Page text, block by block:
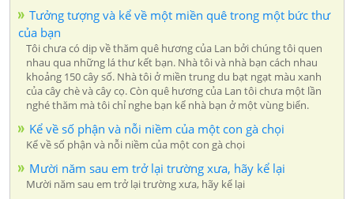
Tưởng tượng và kể về một miền quê trong một bức thư
của bạn
Tôi chưa có dịp về thăm quê hương của Lan bởi chúng tôi quen
nhau qua những lá thư kết bạn. Nhà tôi và nhà bạn cách nhau
khoảng 150 cây số. Nhà tôi ở miền trung du bạt ngạt màu xanh
của cây chè và cây cọ. Còn quê hương của Lan tôi chưa một lần
nghé thăm mà tôi chỉ nghe bạn kể nhà bạn ở một vùng biển.
Kể về số phận và nỗi niềm của một con gà chọi
Kể về số phận và nỗi niềm của một con gà chọi
Mười năm sau em trở lại trường xưa, hãy kể lại
Mười năm sau em trở lại trường xưa, hãy kể lại